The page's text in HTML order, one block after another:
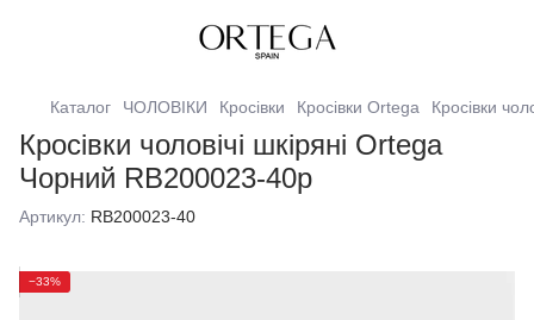
Каталог ЧОЛОВІКИ Кросівки Кросівки Ortega Кросівки
Кросівки чоловічі шкіряні Ortega
Чорний RB200023-40р
Артикул: RB200023-40
−33%